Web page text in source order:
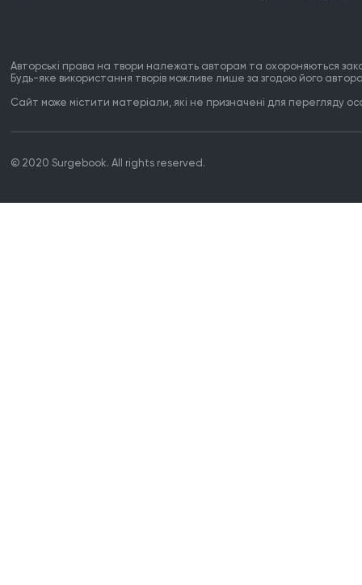
Авторські права на твори належать авторам та охороняються
Будь-яке використання творів можливе лише за згодою його
Сайт може містити матеріали, які не призначені для перегляду
© 2020 Surgebook. All rights reserved.